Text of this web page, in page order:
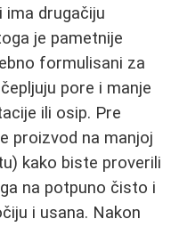
ima drugačiju
je pametnije
formulisani za
pore i manje
ili osip. Pre
proizvod na manjoj
kako biste proverili
na potpuno čisto i
i usana. Nakon